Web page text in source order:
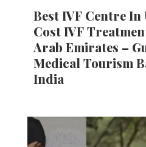
Best IVF Centre In
Cost IVF
Arab Emirates –
Medical Tourism
India